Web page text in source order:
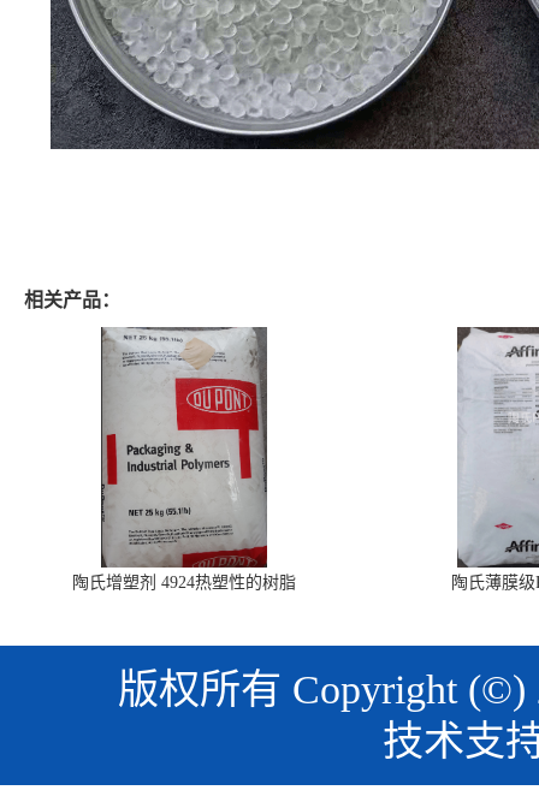
相关产品：
陶氏增塑剂 4924热塑性的树脂 陶氏薄膜级
版权所有 Copyright
技术支